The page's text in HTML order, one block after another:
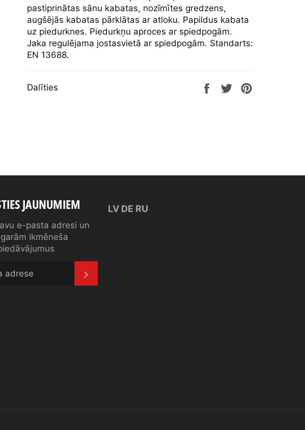
pastiprinātas sānu kabatas, nozīmītes gredzens,
augšējās kabatas pārklātas ar atloku. Papildus kabata
uz piedurknes. Piedurkņu aproces ar spiedpogām.
Jaka regulējama jostasvietā ar spiedpogām. Standarts:
EN 13688.
Dalīties
Share Tweet
JAUNUMIEM
e-pasta adresi un
ikmēneša
LV DE RU